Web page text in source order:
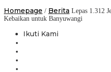
Homepage / Berita Lepas 1.312
Kebaikan untuk Banyuwangi
Ikuti Kami